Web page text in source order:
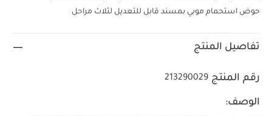
حوض استحمام موبي بمسند قابل للتعديل لثلاث مراحل
تفاصيل المنتج
رقم المنتج 213290029
الوصف: